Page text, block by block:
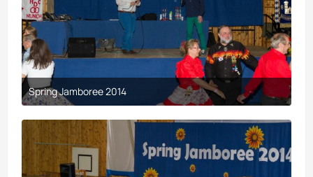
Spring Jamboree 2014
9. April 2017 um 19:43